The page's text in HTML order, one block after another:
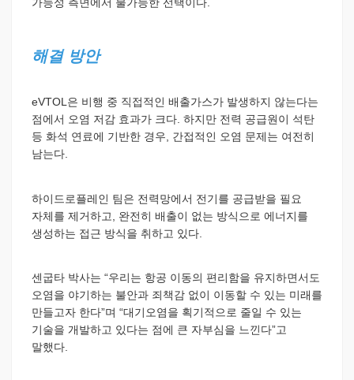
해결 방안
eVTOL은 비행 중 직접적인 배출가스가 발생하지 않는다는
점에서 오염 저감 효과가 크다. 하지만 전력 공급원이 석탄
등 화석 연료에 기반한 경우, 간접적인 오염 문제는 여전히
남는다.
하이드로플레인 팀은 전력망에서 전기를 공급받을 필요
자체를 제거하고, 완전히 배출이 없는 방식으로 에너지를
생성하는 접근 방식을 취하고 있다.
센굽타 박사는 “우리는 항공 이동의 편리함을 유지하면서도
오염을 야기하는 불안과 죄책감 없이 이동할 수 있는 미래를
만들고자 한다”며 “대기오염을 획기적으로 줄일 수 있는
기술을 개발하고 있다는 점에 큰 자부심을 느낀다”고
말했다.